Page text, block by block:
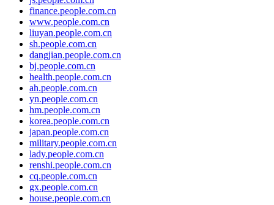
finance.people.com.cn
www.people.com.cn
liuyan.people.com.cn
sh.people.com.cn
dangjian.people.com.cn
bj.people.com.cn
health.people.com.cn
ah.people.com.cn
yn.people.com.cn
hm.people.com.cn
korea.people.com.cn
japan.people.com.cn
military.people.com.cn
lady.people.com.cn
renshi.people.com.cn
cq.people.com.cn
gx.people.com.cn
house.people.com.cn